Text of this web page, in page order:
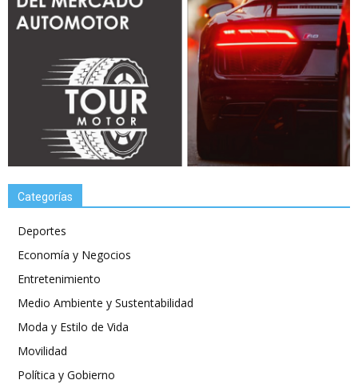
Categorías
Deportes
Economía y Negocios
Entretenimiento
Medio Ambiente y Sustentabilidad
Moda y Estilo de Vida
Movilidad
Política y Gobierno